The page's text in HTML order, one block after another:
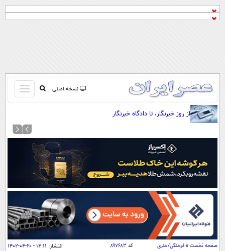
نسخه اصلی
باز
و
کردن
صفحه اول
آرشیو
نظرسنجی
آب و هوا
اوقات شرعی
سواد زندگی
اقتصاد
از روز خبرنگار، تا دادگاه خبرنگار
صفحه نخست » فرهنگی/هنری کد۸۹۷۶۸۳ انتشار: ۱۴:۱۱ - ۲۰-۰۴-۱۴۰۲